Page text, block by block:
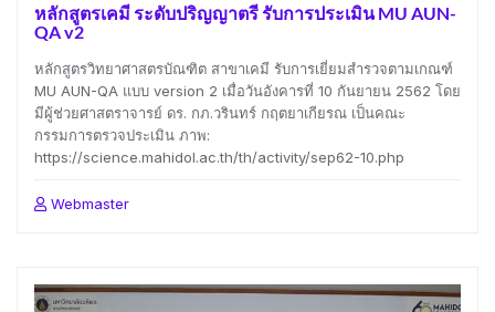
หลักสูตรเคมี ระดับปริญญาตรี รับการประเมิน MU AUN-
QA v2
หลักสูตรวิทยาศาสตรบัณฑิต สาขาเคมี รับการเยี่ยมสำรวจตามเกณฑ์
MU AUN-QA แบบ version 2 เมื่อวันอังคารที่ 10 กันยายน 2562 โดย
มีผู้ช่วยศาสตราจารย์ ดร. กภ.วรินทร์ กฤตยาเกียรณ เป็นคณะ
กรรมการตรวจประเมิน ภาพ:
https://science.mahidol.ac.th/th/activity/sep62-10.php
Webmaster